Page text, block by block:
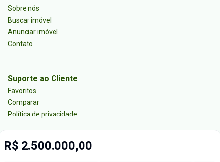
R$ 2.500.000,00
Sobre nós
Buscar imóvel
Anunciar imóvel
Contato
Suporte ao Cliente
Favoritos
Comparar
Política de privacidade
Imobiliária Certificada: